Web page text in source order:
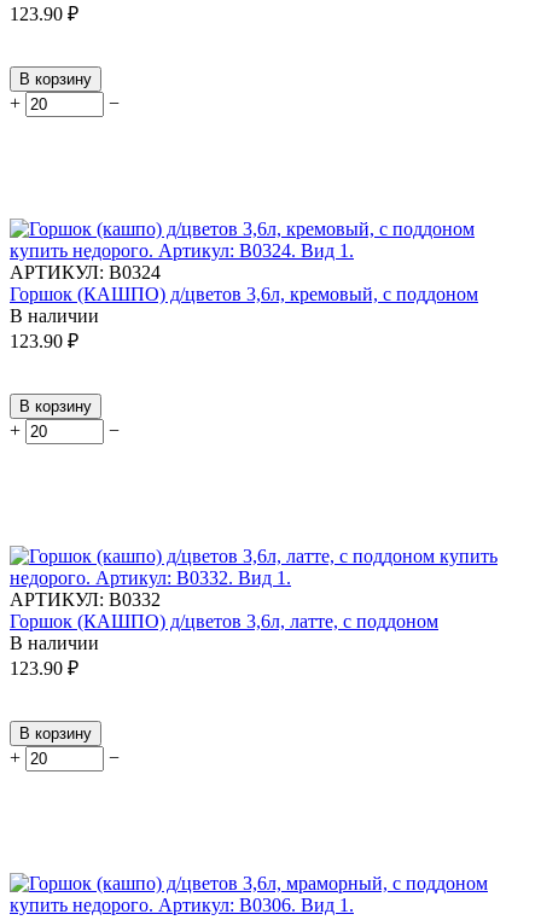
123.90 ₽
В корзину
+ −
АРТИКУЛ: В0324
Горшок (КАШПО) д/цветов 3,6л, кремовый, с поддоном
В наличии
123.90 ₽
В корзину
+ −
АРТИКУЛ: В0332
Горшок (КАШПО) д/цветов 3,6л, латте, с поддоном
В наличии
123.90 ₽
В корзину
+ −